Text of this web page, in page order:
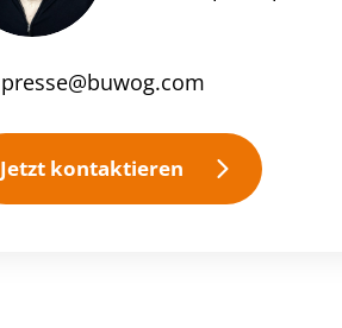
presse@buwog.com
Jetzt kontaktieren